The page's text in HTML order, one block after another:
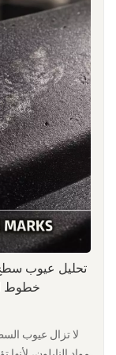
300,000
20%.في نهاية
بين الأداء
تحليل عيوب سطح
خطوط
لا تزال عيوب